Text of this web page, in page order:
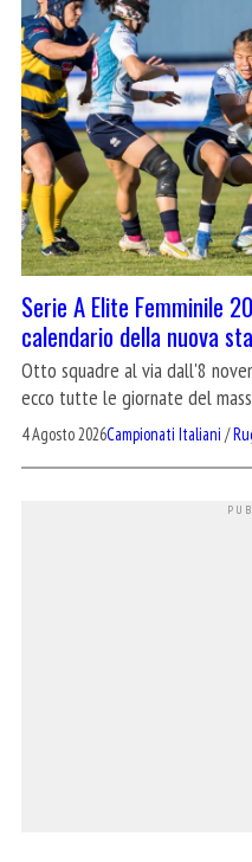
Serie A Elite Femminile
calendario della nuova
Otto squadre al via dall'8
ecco tutte le giornate del
4 Agosto 2026Campionati Italiani /